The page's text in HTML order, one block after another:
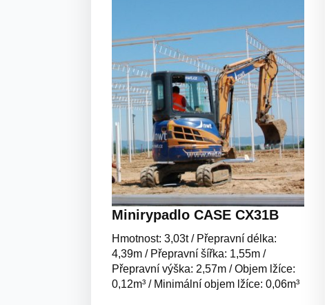
Minirypadlo CASE CX31B
Hmotnost: 3,03t / Přepravní délka:
4,39m / Přepravní šířka: 1,55m /
Přepravní výška: 2,57m / Objem lžíce:
0,12m³ / Minimální objem lžíce: 0,06m³